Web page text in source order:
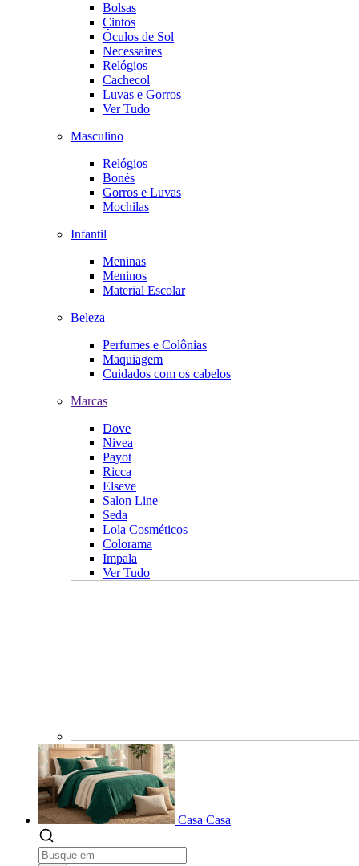
Bolsas
Cintos
Óculos de Sol
Necessaires
Relógios
Cachecol
Luvas e Gorros
Ver Tudo
Masculino
Relógios
Bonés
Gorros e Luvas
Mochilas
Infantil
Meninas
Meninos
Material Escolar
Beleza
Perfumes e Colônias
Maquiagem
Cuidados com os cabelos
Marcas
Dove
Nivea
Payot
Ricca
Elseve
Salon Line
Seda
Lola Cosméticos
Colorama
Impala
Ver Tudo
Casa Casa